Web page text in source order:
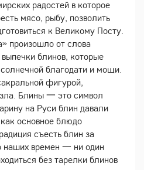
радостей в которое
мясо, рыбу, позволить
к Великому Посту.
произошло от слова
блинов, которые
благодати и мощи.
фигурой,
Блины 一 это символ
на Руси блин давали
основное блюдо
съесть блин за
времен 一 ни один
без тарелки блинов